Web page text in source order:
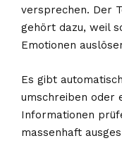
versprechen. Der
gehört dazu, weil
Emotionen
Es gibt
umschreiben oder
Informationen
massenhaft